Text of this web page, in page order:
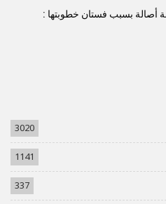
أصالة بسبب فستان خطوبتها :
3020
1141
337